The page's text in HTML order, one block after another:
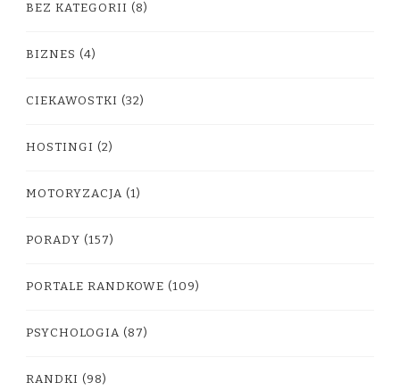
BEZ KATEGORII (8)
BIZNES (4)
CIEKAWOSTKI (32)
HOSTINGI (2)
MOTORYZACJA (1)
PORADY (157)
PORTALE RANDKOWE (109)
PSYCHOLOGIA (87)
RANDKI (98)